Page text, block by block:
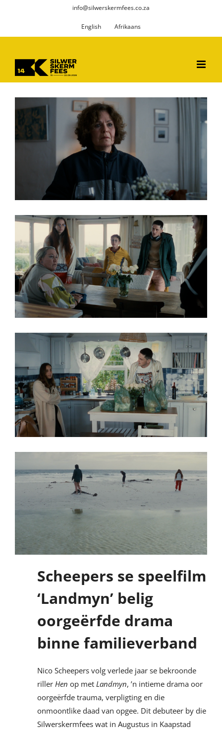
info@silwerskermfees.co.za
English Afrikaans
Scheepers se speelfilm
‘Landmyn’ belig
oorgeërfde drama
binne familieverband
Nico Scheepers volg verlede jaar se bekroonde
riller Hen op met Landmyn, ’n intieme drama oor
oorgeërfde trauma, verpligting en die
onmoontlike daad van opgee. Dit debuteer by die
Silwerskermfees wat in Augustus in Kaapstad